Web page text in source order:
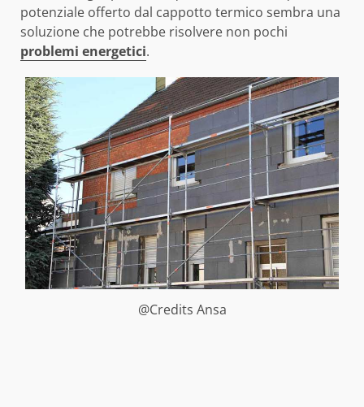
potenziale offerto dal cappotto termico sembra una
soluzione che potrebbe risolvere non pochi
problemi energetici.
@Credits Ansa